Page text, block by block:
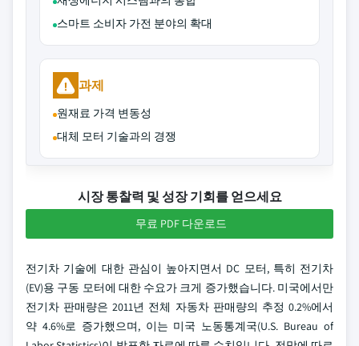
스마트 소비자 가전 분야의 확대
과제
원재료 가격 변동성
대체 모터 기술과의 경쟁
시장 통찰력 및 성장 기회를 얻으세요
무료 PDF 다운로드
전기차 기술에 대한 관심이 높아지면서 DC 모터, 특히 전기차
(EV)용 구동 모터에 대한 수요가 크게 증가했습니다. 미국에서만
전기차 판매량은 2011년 전체 자동차 판매량의 추정 0.2%에서
약 4.6%로 증가했으며, 이는 미국 노동통계국(U.S. Bureau of